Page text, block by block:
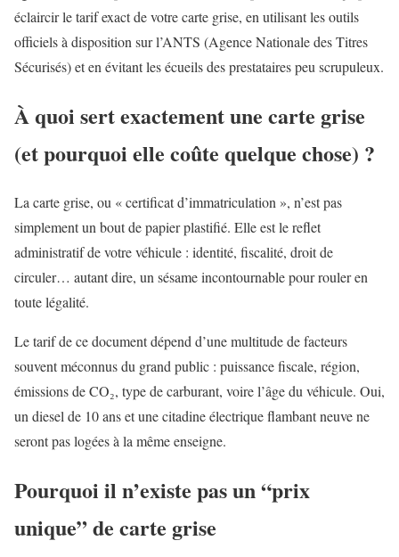
éclaircir le tarif exact de votre carte grise, en utilisant les outils
officiels à disposition sur l’ANTS (Agence Nationale des Titres
Sécurisés) et en évitant les écueils des prestataires peu scrupuleux.
À quoi sert exactement une carte grise
(et pourquoi elle coûte quelque chose) ?
La carte grise, ou « certificat d’immatriculation », n’est pas
simplement un bout de papier plastifié. Elle est le reflet
administratif de votre véhicule : identité, fiscalité, droit de
circuler… autant dire, un sésame incontournable pour rouler en
toute légalité.
Le tarif de ce document dépend d’une multitude de facteurs
souvent méconnus du grand public : puissance fiscale, région,
émissions de CO₂, type de carburant, voire l’âge du véhicule. Oui,
un diesel de 10 ans et une citadine électrique flambant neuve ne
seront pas logées à la même enseigne.
Pourquoi il n’existe pas un “prix
unique” de carte grise